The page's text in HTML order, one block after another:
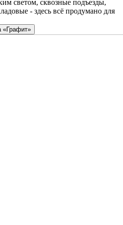
светом, сквозные подъезды,
- здесь всё продумано для
«Графит»